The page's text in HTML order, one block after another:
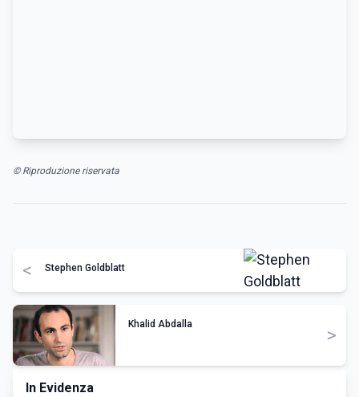
© Riproduzione riservata
< Stephen Goldblatt
Khalid Abdalla
>
In Evidenza